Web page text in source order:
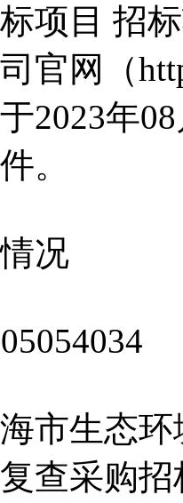
项目 招
官网（
2023年
。
况
市生态
查采购招